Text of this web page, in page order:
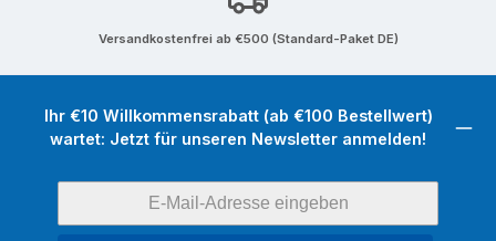
Versandkostenfrei ab €500 (Standard-Paket DE)
Ihr €10 Willkommensrabatt (ab €100 Bestellwert)
wartet: Jetzt für unseren Newsletter anmelden!